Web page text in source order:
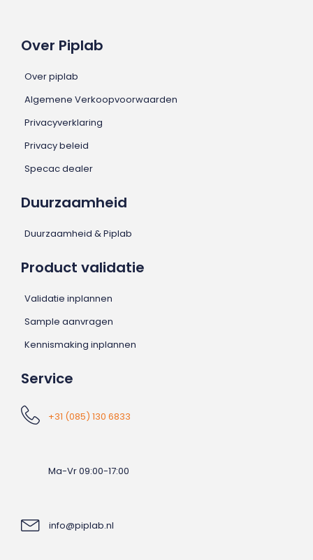
Over Piplab
Over piplab
Algemene Verkoopvoorwaarden
Privacyverklaring
Privacy beleid
Specac dealer
Duurzaamheid
Duurzaamheid & Piplab
Product validatie
Validatie inplannen
Sample aanvragen
Kennismaking inplannen
Service
+31 (085) 130 6833
Ma-Vr 09:00-17:00
info@piplab.nl